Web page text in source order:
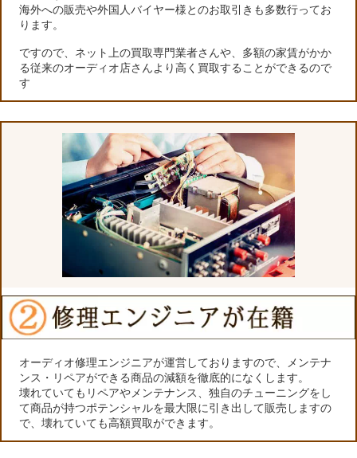
海外への販売や外国人バイヤー様とのお取引きも多数行ってお
ります。
ですので、ネット上の買取専門業者さんや、多額の家賃がかか
る従来のオーディオ店さんより高く買取することができるので
す
オーディオ修理エンジニアが運営しておりますので、メンテナ
ンス・リペアができる商品の減額を徹底的になくします。
壊れていてもリペアやメンテナンス、独自のチューニングをし
て商品が持つポテンシャルを最大限に引き出して販売しますの
で、壊れていても高額買取ができます。